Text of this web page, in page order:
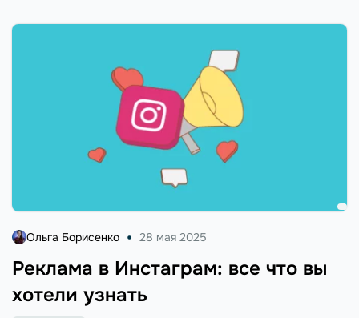
Реклама в Инстаграм: все что вы
хотели узнать
Ольга Борисенко 28 мая 2025